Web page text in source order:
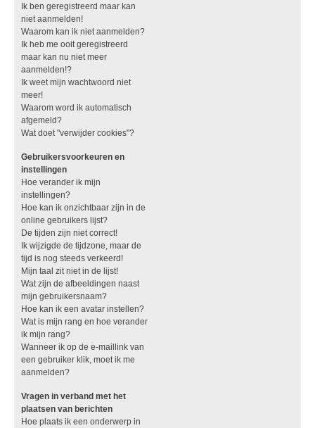
Ik ben geregistreerd maar kan
niet aanmelden!
Waarom kan ik niet aanmelden?
Ik heb me ooit geregistreerd
maar kan nu niet meer
aanmelden!?
Ik weet mijn wachtwoord niet
meer!
Waarom word ik automatisch
afgemeld?
Wat doet "verwijder cookies"?
Gebruikersvoorkeuren en
instellingen
Hoe verander ik mijn
instellingen?
Hoe kan ik onzichtbaar zijn in de
online gebruikers lijst?
De tijden zijn niet correct!
Ik wijzigde de tijdzone, maar de
tijd is nog steeds verkeerd!
Mijn taal zit niet in de lijst!
Wat zijn de afbeeldingen naast
mijn gebruikersnaam?
Hoe kan ik een avatar instellen?
Wat is mijn rang en hoe verander
ik mijn rang?
Wanneer ik op de e-maillink van
een gebruiker klik, moet ik me
aanmelden?
Vragen in verband met het
plaatsen van berichten
Hoe plaats ik een onderwerp in